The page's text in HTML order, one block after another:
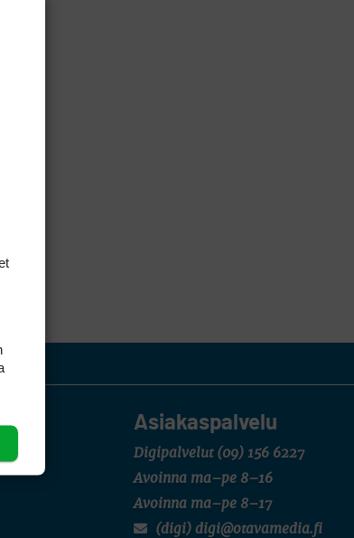
Asiakaspalvelu
Digipalvelut (09) 156 6227
Avoinna ma–pe 8–16
Avoinna ma–pe 8–17
(digi) digi@otavamedia.fi